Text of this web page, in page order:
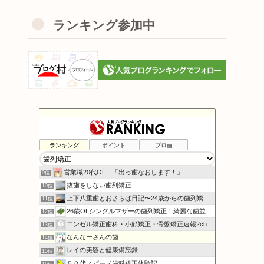
ランキング参加中
ランキング ポイント ブロ画
すずメロの“は(歯)にかみ”ブログ
8位 harup_28歳からの裏側矯正日記
9位 営業職20代OL 「出っ歯なおします！」
10位 抜歯をしない歯列矯正
11位 上下八重歯とおさらば日記〜24歳からの歯列矯正〜
12位 26歳OLシングルマザーの歯列矯正！綺麗な歯並びになる!
13位 エンゼル矯正歯科・小顔矯正・骨盤矯正速報2chまとめ
14位 なんなーさんの歯
15位 レイの美容と健康備忘録